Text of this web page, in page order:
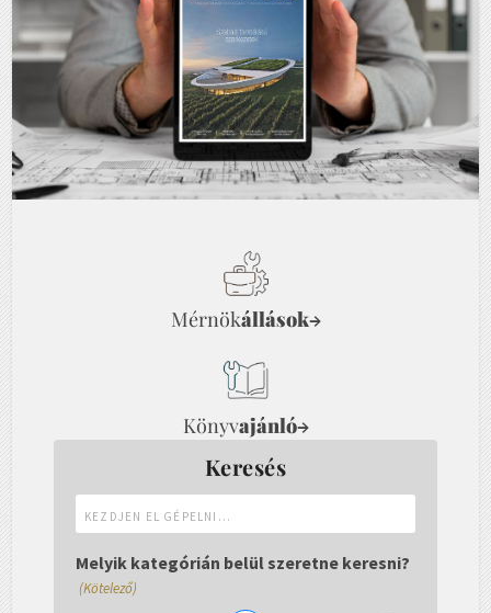
Mérnökállások→
Könyvajánló→
Keresés
el
gépelni...
Melyik kategórián belül szeretne keresni?
(Kötelező)